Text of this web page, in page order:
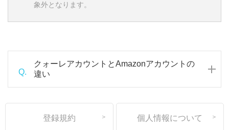
象外となります。
Q.
クォーレアカウントとAmazonアカウントの
違い
登録規約 個人情報について